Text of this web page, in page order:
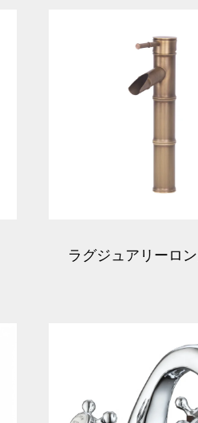
混合栓 - 青銅
ラグジュアリーロ
洗面器蛇口 - ブ